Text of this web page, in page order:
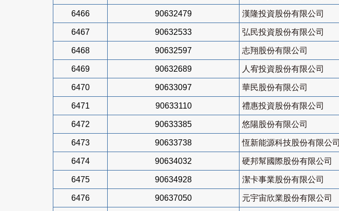
6466 90632479 漢隆投資股份有限公司
6467 90632533 弘民投資股份有限公司
6468 90632597 志翔股份有限公司
6469 90632689 人宥投資股份有限公司
6470 90633097 華民股份有限公司
6471 90633110 禮惠投資股份有限公司
6472 90633385 悠陽股份有限公司
6473 90633738 恆新能源科技股份有限公司
6474 90634032 硬邦幫國際股份有限公司
6475 90634928 潔卡事業股份有限公司
6476 90637050 元宇宙欣業股份有限公司